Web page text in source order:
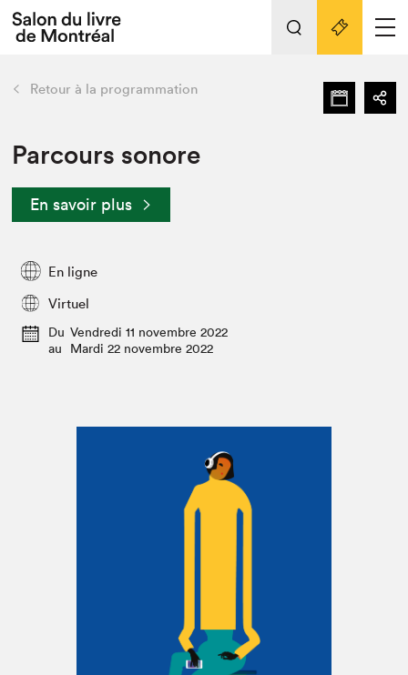
Espace médias
Tout sur l'édition 2022
Actualités
Vidéos et Balados
Club de lecture Braindate
retour Nos activités
Édition 2022
Nous connaître
Projets partenaires 2022
Retour à la programmation
Parcours sonore
En savoir plus
En ligne
Virtuel
Du Vendredi 11 novembre 2022
au
Mardi 22 novembre 2022